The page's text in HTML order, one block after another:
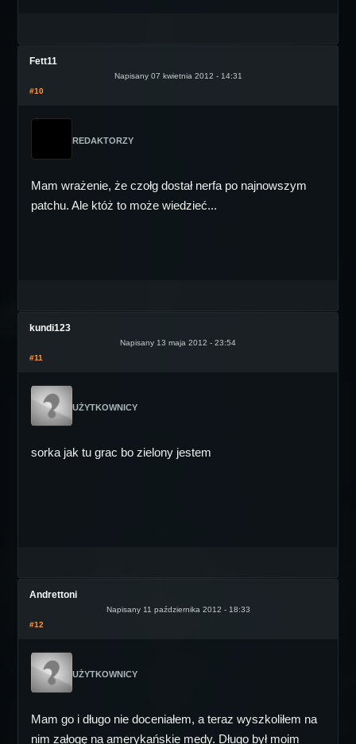
Fett11
Napisany 07 kwietnia 2012 - 14:31
#10
REDAKTORZY
Mam wrażenie, że czołg dostał nerfa po najnowszym
patchu. Ale któż to może wiedzieć...
kundi123
Napisany 13 maja 2012 - 23:54
#11
UŻYTKOWNICY
sorka jak tu grac bo zielony jestem
Andrettoni
Napisany 11 października 2012 - 18:33
#12
UŻYTKOWNICY
Mam go i długo nie doceniałem, a teraz wyszkoliłem na
nim załogę na amerykańskie medy. Długo był moim